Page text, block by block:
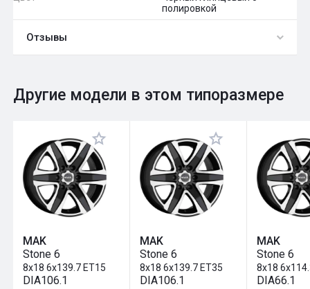
полировкой
Отзывы
Оставить отзыв
Общий рейтинг 0
Другие модели в этом типоразмере
MAK
Stone 6
8x18 6x139.7 ET15
DIA106.1
MAK
Stone 6
8x18 6x139.7 ET35
DIA106.1
MAK
Stone 6
8x18
DIA66.1